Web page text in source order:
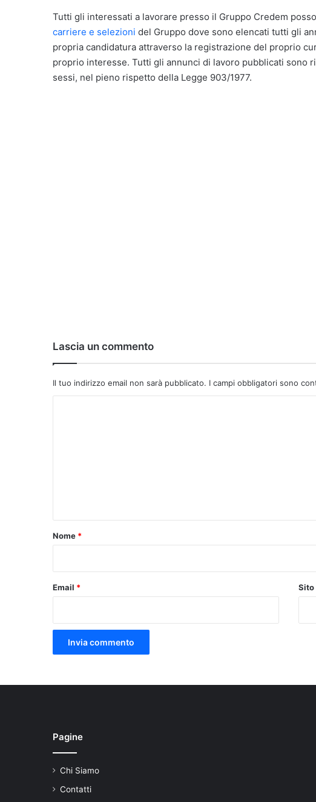
Tutti gli interessati a lavorare presso il Gruppo Credem
carriere e selezioni del Gruppo dove sono elencati tutti gli
propria candidatura attraverso la registrazione del proprio
proprio interesse. Tutti gli annunci di lavoro pubblicati sono
sessi, nel pieno rispetto della Legge 903/1977.
Lascia un commento
Il tuo indirizzo email non sarà pubblicato. I campi obbligatori sono
o
Nome *
Email * Sito
Pagine
Chi Siamo
Contatti